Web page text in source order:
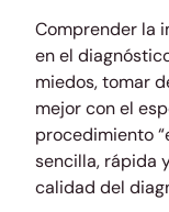
Comprender la
en el
miedos, tomar
mejor con el
procedimiento
sencilla, rápida
calidad del